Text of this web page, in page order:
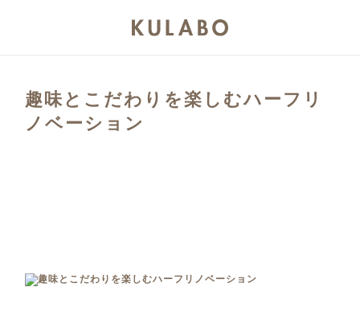
趣味とこだわりを楽しむハーフリ
ノベーション